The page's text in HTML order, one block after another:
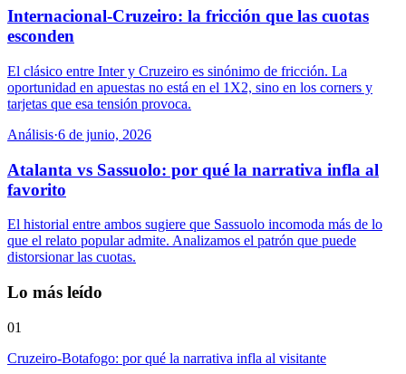
Internacional-Cruzeiro: la fricción que las cuotas
esconden
El clásico entre Inter y Cruzeiro es sinónimo de fricción. La
oportunidad en apuestas no está en el 1X2, sino en los corners y
tarjetas que esa tensión provoca.
Análisis·6 de junio, 2026
Atalanta vs Sassuolo: por qué la narrativa infla al
favorito
El historial entre ambos sugiere que Sassuolo incomoda más de lo
que el relato popular admite. Analizamos el patrón que puede
distorsionar las cuotas.
Lo más leído
01
Cruzeiro-Botafogo: por qué la narrativa infla al visitante